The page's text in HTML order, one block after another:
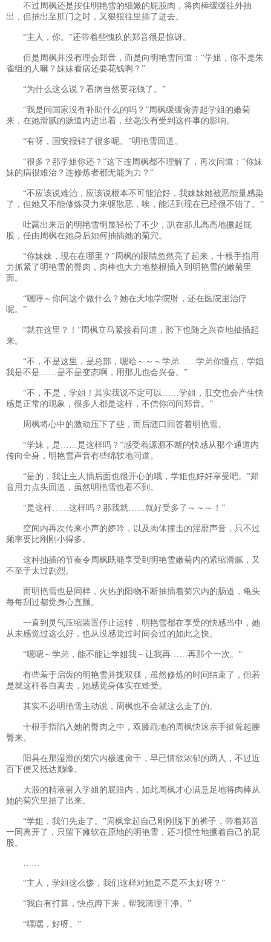
不过周枫还是按住明艳雪的细嫩的屁股肉，将肉棒缓缓往外抽
出，但抽出至肛门之时，又狠狠往里插了进去。
“主人，你。”还带着些愧疚的郑音很是惊讶。
但是周枫并没有理会郑音，而是向明艳雪问道：“学姐，你不是朱
雀组的人嘛？妹妹看病还要花钱啊？”
“为什么这么说？看病当然要花钱了。”
“我是问国家没有补助什么的吗？”周枫缓缓肏弄起学姐的嫩菊
来，在她滑腻的肠道内进出着，丝毫没有受到这件事的影响。
“有呀，国安报销了很多呢。”明艳雪回道。
“很多？那学姐你还？”这下连周枫都不理解了，再次问道：“你妹
妹的病很难治？连修炼者都无能为力？”
“不应该说难治，应该说根本不可能治好，我妹妹她被恶能量感染
了，但她又不能修炼灵力来驱散恶，唉，能活到现在已经很不错了。”
吐露出来后的明艳雪明显轻松了不少，趴在那儿高高地撅起屁
股，任由周枫在她身后如何抽插她的菊穴。
“你妹妹，现在在哪里？”周枫的眼睛忽然亮了起来，十根手指用
力抓紧了明艳雪的臀肉，肉棒也大力地整根插入到明艳雪的嫩菊里
面。
“嗯哼～你问这个做什么？她在天地学院呀，还在医院里治疗
呢。”
“就在这里？！”周枫立马紧接着问道，胯下也随之兴奋地抽插起
来。
“不，不是这里，是总部，嗯哈～～～学弟……学弟你慢点，学姐
我是不是……是不是变态啊，用那儿也会兴奋。”
“不，不是，学姐！其实我说不定可以……学姐，肛交也会产生快
感是正常的现象，很多人都是这样，不信你问问郑音。”
周枫将心中的激动压下了些，而后随口回答着明艳雪。
“学妹，是……是这样吗？”感受着源源不断的快感从那个通道内
传向全身，明艳雪声音有些绵软地问道。
“是的，我让主人插后面也很开心的哦，学姐也好好享受吧。”郑
音用力点头回道，虽然明艳雪也看不到。
“是这样……这样吗？那我就……就好受多了～～～！”
空间内再次传来小声的娇吟，以及肉体撞击的淫靡声音，只不过
频率要比刚刚小得多。
这种抽插的节奏令周枫既能享受到明艳雪嫩菊内的紧缩滑腻，又
不至于太过剧烈。
而明艳雪也是同样，火热的阳物不断抽插着菊穴内的肠道，龟头
每每刮过都觉身心直颤。
一直到灵气压缩装置停止运转，明艳雪都在享受的快感当中，她
从未感觉过这么好，也从没感觉过时间会过的如此之快。
“嗯嗯～学弟，能不能让学姐我～让我再……再那个一次。”
有些羞于启齿的明艳雪并拢双腿，虽然修炼的时间结束了，但若
是就这样各自离去，她感觉身体实在难受。
其实不必明艳雪主动说，周枫也不会就这么走了的。
十根手指陷入她的臀肉之中，双膝跪地的周枫快速亲手挺耸起腰
臀来。
阳具在那湿滑的菊穴内极速肏干，早已情欲浓郁的两人，不过近
百下便又抵达巅峰。
大股的精液射入学姐的屁眼内，如此周枫才心满意足地将肉棒从
她的菊穴里抽了出来。
“学姐，我们先走了。”周枫拿起自己刚刚脱下的裤子，带着郑音
一同离开了，只留下瘫软在原地的明艳雪，还习惯性地撅着自己的屁
股。
“主人，学姐这么惨，我们这样对她是不是不太好呀？”
“我自有打算，快点蹲下来，帮我清理干净。”
“嘿嘿，好呀。”